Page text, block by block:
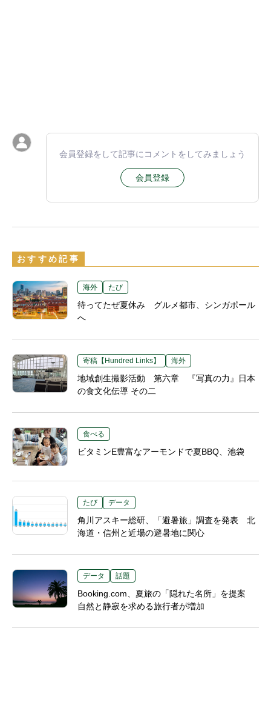
会員登録をして記事にコメントをしてみましょう
会員登録
おすすめ記事
海外 たび
待ってたぜ夏休み グルメ都市、シンガポール
へ
寄稿【Hundred Links】 海外
地域創生撮影活動 第六章 『写真の力』日本
の食文化伝導 その二
食べる
ビタミンE豊富なアーモンドで夏BBQ、池袋
たび データ
角川アスキー総研、「避暑旅」調査を発表 北
海道・信州と近場の避暑地に関心
データ 話題
Booking.com、夏旅の「隠れた名所」を提案
自然と静寂を求める旅行者が増加